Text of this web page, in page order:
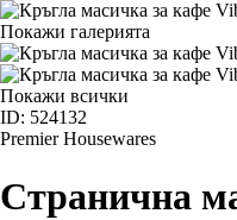
Покажи галерията
Покажи всички
ID: 524132
Premier Housewares
Странична